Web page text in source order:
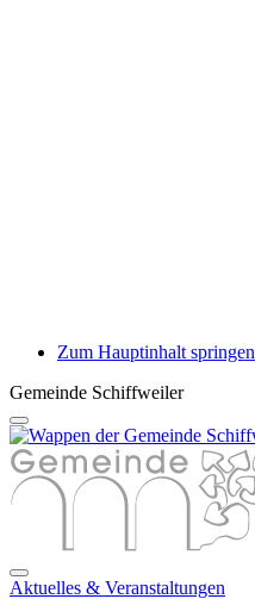
Zum Hauptinhalt springen
Gemeinde Schiffweiler
Aktuelles & Veranstaltungen